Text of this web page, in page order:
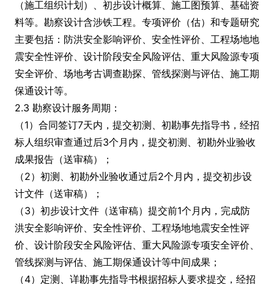
（施工组织计划）、初步设计概算、施工图预算、基础资
料等。勘察设计含涉铁工程。专项评价（估）和专题研究
主要包括：防洪安全影响评价、安全性评价、工程场地地
震安全性评价、设计阶段安全风险评估、重大风险源专项
安全评价、场地考古调查勘探、管线探测与评估、施工期
保通设计等。
2.3 勘察设计服务周期：
（1）合同签订7天内，提交初测、初勘事先指导书，经招
标人组织审查通过后3个月内，提交初测、初勘外业验收
成果报告（送审稿）；
（2）初测、初勘外业验收通过后2个月内，提交初步设
计文件（送审稿）；
（3）初步设计文件（送审稿）提交前1个月内，完成防
洪安全影响评价、安全性评价、工程场地地震安全性评
价、设计阶段安全风险评估、重大风险源专项安全评价、
管线探测与评估、施工期保通设计等中间成果；
（4）定测、详勘事先指导书根据招标人要求提交，经招